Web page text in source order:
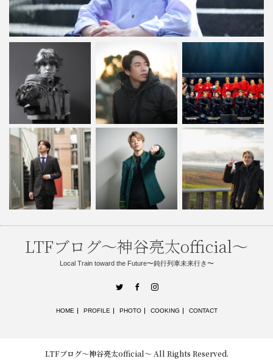
LTFブログ〜神谷亮太official〜
Local Train toward the Future〜鈍行列車未来行き〜
TwitterFacebook
HOME PROFILE PHOTO COOKING CONTACT
LTFブログ〜神谷亮太official〜 All Rights Reserved.